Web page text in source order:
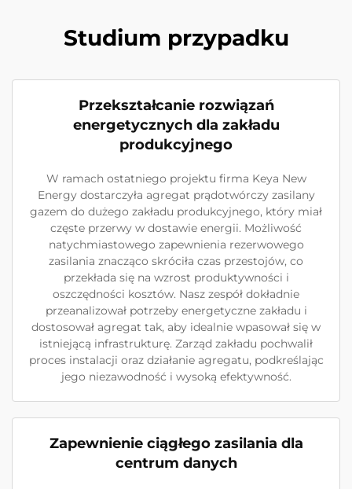
Studium przypadku
Przekształcanie rozwiązań
energetycznych dla zakładu
produkcyjnego
W ramach ostatniego projektu firma Keya New
Energy dostarczyła agregat prądotwórczy zasilany
gazem do dużego zakładu produkcyjnego, który miał
częste przerwy w dostawie energii. Możliwość
natychmiastowego zapewnienia rezerwowego
zasilania znacząco skróciła czas przestojów, co
przekłada się na wzrost produktywności i
oszczędności kosztów. Nasz zespół dokładnie
przeanalizował potrzeby energetyczne zakładu i
dostosował agregat tak, aby idealnie wpasował się w
istniejącą infrastrukturę. Zarząd zakładu pochwalił
proces instalacji oraz działanie agregatu, podkreślając
jego niezawodność i wysoką efektywność.
Zapewnienie ciągłego zasilania dla
centrum danych